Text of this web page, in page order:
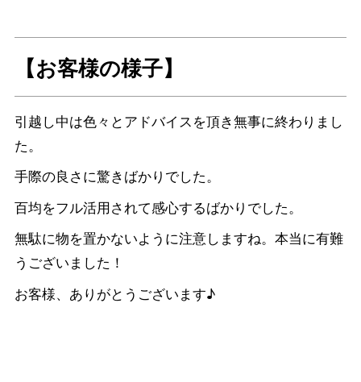
【お客様の様子】
引越し中は色々とアドバイスを頂き無事に終わりまし
た。
手際の良さに驚きばかりでした。
百均をフル活用されて感心するばかりでした。
無駄に物を置かないように注意しますね。本当に有難
うございました！
お客様、ありがとうございます♪